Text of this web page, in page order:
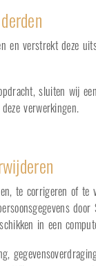
en verstrekt deze
sluiten wij
verwerkingen.
te corrigeren of te
in een